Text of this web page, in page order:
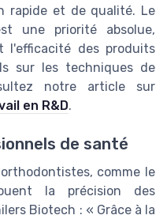
rapide et de qualité. Le
une priorité absolue,
l'efficacité des produits
sur les techniques de
notre article sur
en R&D.
de santé
comme le
la précision des
Biotech : « Grâce à la